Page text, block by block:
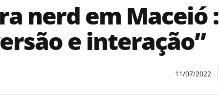
nerd em Maceió :
e interação”
11/07/2022